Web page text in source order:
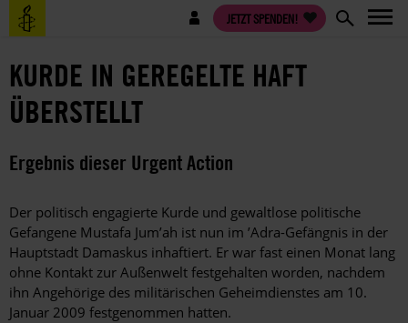
Direkt
zum
Benutzermenü JETZT SPENDEN!
KURDE IN GEREGELTE HAFT
ÜBERSTELLT
Ergebnis dieser Urgent Action
Der politisch engagierte Kurde und gewaltlose politische
Gefangene Mustafa Jum’ah ist nun im ’Adra-Gefängnis in der
Hauptstadt Damaskus inhaftiert. Er war fast einen Monat lang
ohne Kontakt zur Außenwelt festgehalten worden, nachdem
ihn Angehörige des militärischen Geheimdienstes am 10.
Januar 2009 festgenommen hatten.